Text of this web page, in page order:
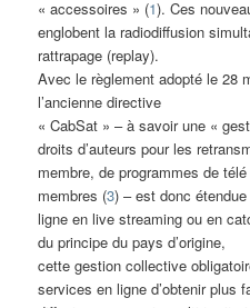
« accessoires » (1). Ces
englobent la radiodiffusion
rattrapage (replay).
Avec le règlement adopté le 28
l’ancienne directive
« CabSat » – à savoir une «
droits d’auteurs pour les
membre, de programmes de
membres (3) – est donc
ligne en live streaming ou en
du principe du pays d’origine,
cette gestion collective
services en ligne d’obtenir plus